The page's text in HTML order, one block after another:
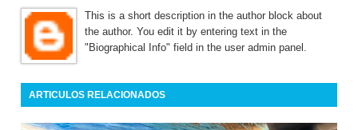
This is a short description in the author block about
the author. You edit it by entering text in the
"Biographical Info" field in the user admin panel.
ARTICULOS RELACIONADOS